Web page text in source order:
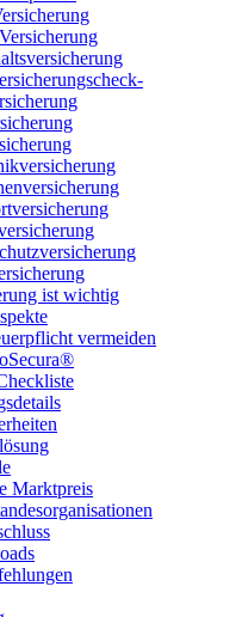
ist wichtig
vermeiden
Marktpreis